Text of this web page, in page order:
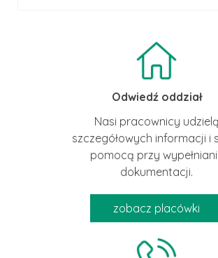
Odwiedź oddział
Nasi pracownicy udzielą
szczegółowych informacji i
pomocą przy
dokumentacji.
zobacz placówki